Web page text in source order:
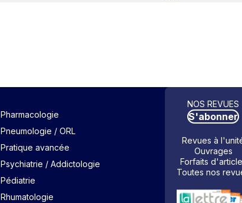
Pharmacologie
Pneumologie / ORL
Pratique avancée
Psychiatrie / Addictologie
Pédiatrie
Rhumatologie
NOS REVUES
S'abonner
Revues à
Ouvrages
Forfaits
Toutes nos